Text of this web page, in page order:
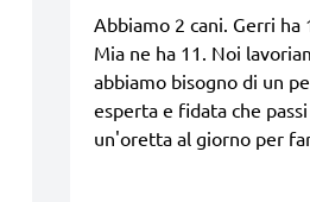
Abbiamo 2 cani. Gerri ha
Mia ne ha 11. Noi
abbiamo bisogno di un
esperta e fidata che passi
un'oretta al giorno per